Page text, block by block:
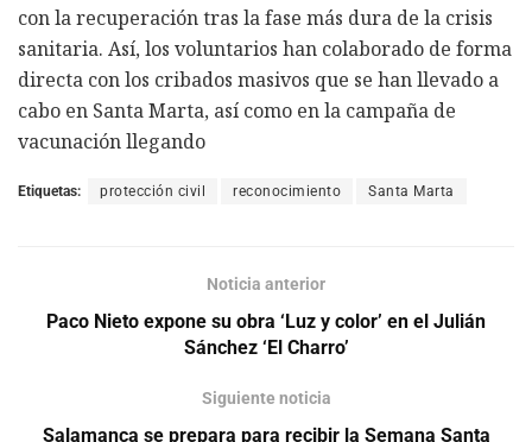
con la recuperación tras la fase más dura de la crisis
sanitaria. Así, los voluntarios han colaborado de forma
directa con los cribados masivos que se han llevado a
cabo en Santa Marta, así como en la campaña de
vacunación llegando
Etiquetas: protección civil reconocimiento Santa Marta
Noticia anterior
Paco Nieto expone su obra ‘Luz y color’ en el Julián
Sánchez ‘El Charro’
Siguiente noticia
Salamanca se prepara para recibir la Semana Santa